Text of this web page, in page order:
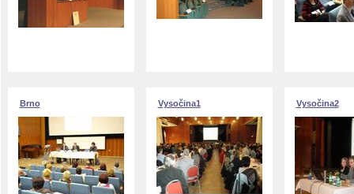
Brno Vysočina1 Vysočina2